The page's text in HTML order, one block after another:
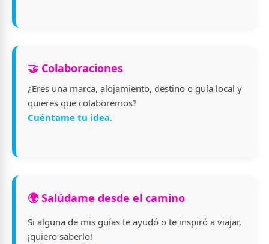
🤝 Colaboraciones
¿Eres una marca, alojamiento, destino o guía local y
quieres que colaboremos?
Cuéntame tu idea.
🌍 Salúdame desde el camino
Si alguna de mis guías te ayudó o te inspiró a viajar,
¡quiero saberlo!